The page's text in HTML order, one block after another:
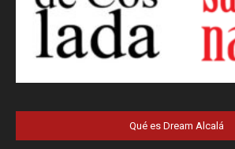
Qué es Dream Alcalá